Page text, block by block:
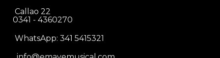
Callao 22
0341 - 4360270
WhatsApp: 341 5415321